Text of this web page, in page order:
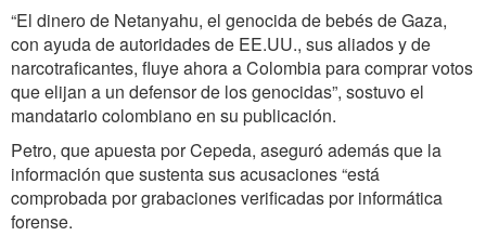
“El dinero de Netanyahu, el genocida de bebés de Gaza,
con ayuda de autoridades de EE.UU., sus aliados y de
narcotraficantes, fluye ahora a Colombia para comprar votos
que elijan a un defensor de los genocidas”, sostuvo el
mandatario colombiano en su publicación.
Petro, que apuesta por Cepeda, aseguró además que la
información que sustenta sus acusaciones “está
comprobada por grabaciones verificadas por informática
forense.